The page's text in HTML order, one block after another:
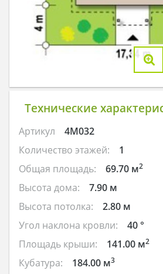
Технические
Артикул
4M032
Количество этажей:
1
Общая площадь:
69.70 м2
Высота дома:
7.90 м
Высота потолка:
2.80 м
Угол наклона кровли:
40 °
Площадь крыши:
141.00 м2
Кубатура: 184.00 м3